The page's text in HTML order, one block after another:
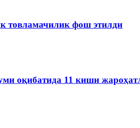
товламачилик фош этилди
оқибатида 11 киши